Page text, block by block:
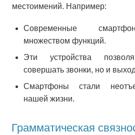
местоимений. Например:
Современные
множеством функций.
Эти устройства
совершать звонки, но и
Смартфоны стали
нашей жизни.
Грамматическая